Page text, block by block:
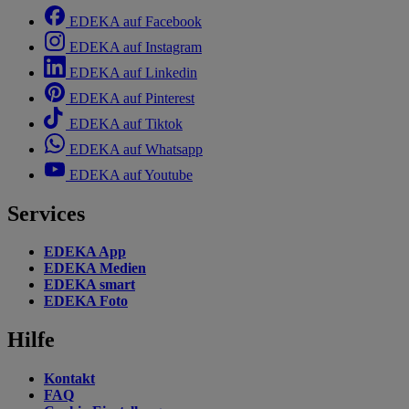
EDEKA auf Facebook
EDEKA auf Instagram
EDEKA auf Linkedin
EDEKA auf Pinterest
EDEKA auf Tiktok
EDEKA auf Whatsapp
EDEKA auf Youtube
Services
EDEKA App
EDEKA Medien
EDEKA smart
EDEKA Foto
Hilfe
Kontakt
FAQ